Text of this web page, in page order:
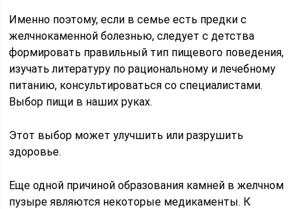
Именно поэтому, если в семье есть предки с
желчнокаменной болезнью, следует с детства
формировать правильный тип пищевого поведения,
изучать литературу по рациональному и лечебному
питанию, консультироваться со специалистами.
Выбор пищи в наших руках.
Этот выбор может улучшить или разрушить
здоровье.
Еще одной причиной образования камней в желчном
пузыре являются некоторые медикаменты. К